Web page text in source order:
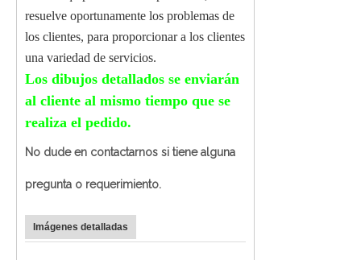
resuelve oportunamente los problemas de
los clientes, para proporcionar a los clientes
una variedad de servicios.
Los dibujos detallados se enviarán
al cliente al mismo tiempo que se
realiza el pedido.
No dude en contactarnos si tiene alguna
pregunta o requerimiento.
Imágenes detalladas